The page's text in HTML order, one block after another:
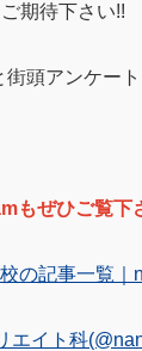
期待下さい!!
頭アンケート
もぜひご覧下
の記事一覧｜
エイト科